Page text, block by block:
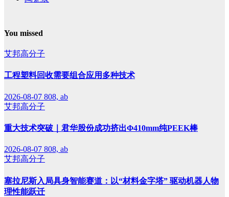
You missed
艾邦高分子
工程塑料回收需要组合应用多种技术
2026-08-07 808, ab
艾邦高分子
重大技术突破｜君华股份成功挤出Φ410mm纯PEEK棒
2026-08-07 808, ab
艾邦高分子
塞拉尼斯入局具身智能赛道：以“材料金字塔” 驱动机器人物
理性能跃迁